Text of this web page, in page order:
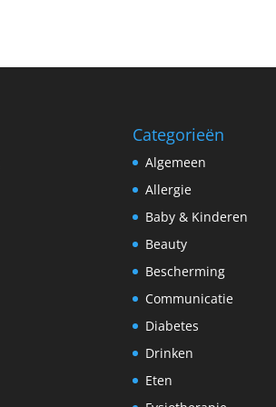
Categorieën
Algemeen
Allergie
Baby & Kinderen
Beauty
Bescherming
Communicatie
Diabetes
Drinken
Eten